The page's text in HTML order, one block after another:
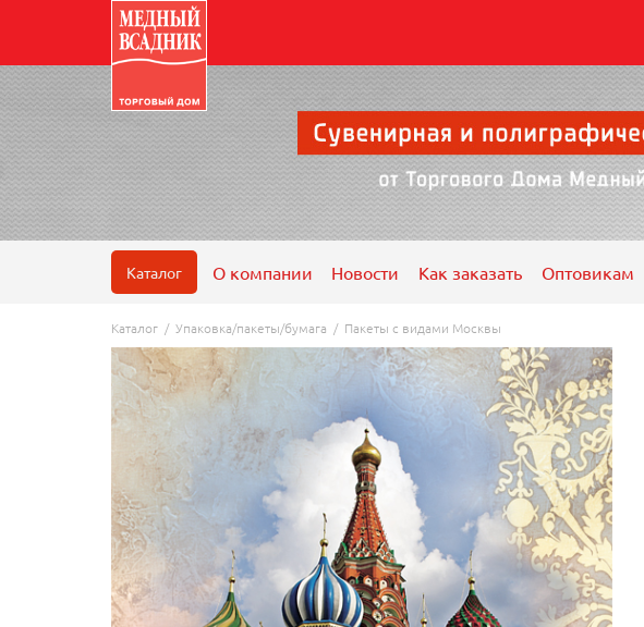
Каталог О компании Новости Как заказать Оптовикам
Каталог / Упаковка/пакеты/бумага / Пакеты с видами Москвы